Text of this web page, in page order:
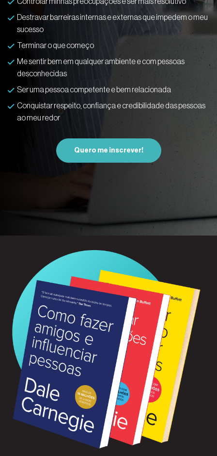
Destravar barreiras internas e externas que impedem o meu
sucesso
Terminar o que começo
Me sentir bem em qualquer ambiente e com pessoas
desconhecidas
Ser uma pessoa competente e bem relacionada
Conquistar respeito, confiança e credibilidade das pessoas
ao meu redor
Quero me inscrever!